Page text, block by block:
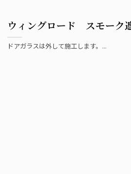
ウィングロード スモーク
ドアガラスは外して施工します。...